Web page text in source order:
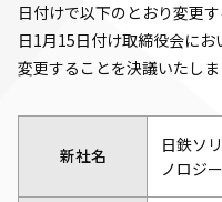
日付けで以下のとおり変更
日1月15日付け取締役会に
変更することを決議いたしま
新社名
日鉄ソ
ノロジ